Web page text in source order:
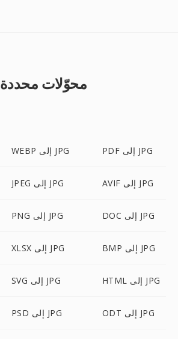
محوّلات محددة
WEBP إلى JPG PDF إلى JPG
JPEG إلى JPG AVIF إلى JPG
PNG إلى JPG DOC إلى JPG
XLSX إلى JPG BMP إلى JPG
SVG إلى JPG HTML إلى JPG
PSD إلى JPG ODT إلى JPG